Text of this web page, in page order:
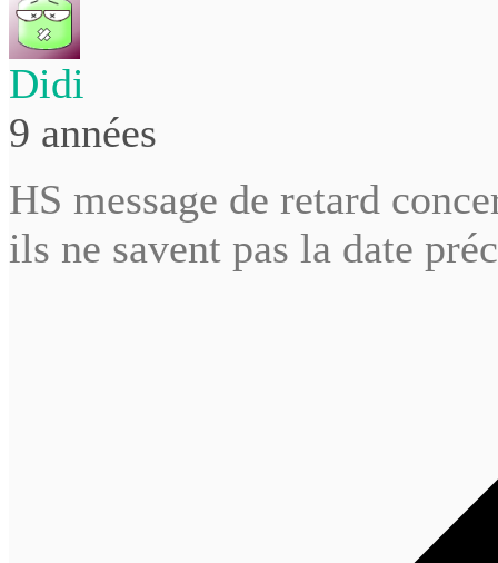
Didi
9 années
HS message de retard
ils ne savent pas la date